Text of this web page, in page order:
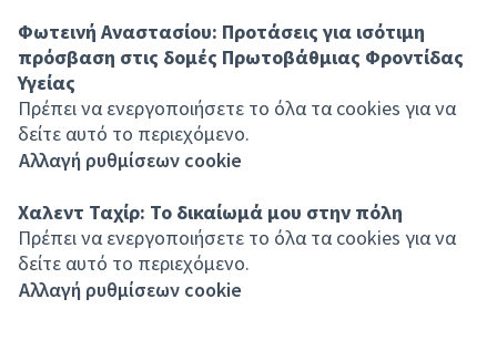
Φωτεινή Αναστασίου: Προτάσεις για ισότιμη
πρόσβαση στις δομές Πρωτοβάθμιας Φροντίδας
Υγείας
Πρέπει να ενεργοποιήσετε το όλα τα cookies για να
δείτε αυτό το περιεχόμενο.
Αλλαγή ρυθμίσεων cookie
Χαλεντ Ταχίρ: Το δικαίωμά μου στην πόλη
Πρέπει να ενεργοποιήσετε το όλα τα cookies για να
δείτε αυτό το περιεχόμενο.
Αλλαγή ρυθμίσεων cookie